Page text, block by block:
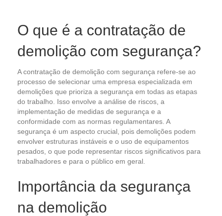
O que é a contratação de
demolição com segurança?
A contratação de demolição com segurança refere-se ao
processo de selecionar uma empresa especializada em
demolições que prioriza a segurança em todas as etapas
do trabalho. Isso envolve a análise de riscos, a
implementação de medidas de segurança e a
conformidade com as normas regulamentares. A
segurança é um aspecto crucial, pois demolições podem
envolver estruturas instáveis e o uso de equipamentos
pesados, o que pode representar riscos significativos para
trabalhadores e para o público em geral.
Importância da segurança
na demolição